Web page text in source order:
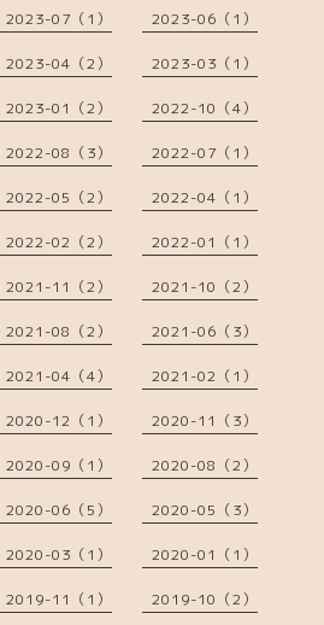
2023-07（1） 2023-06（1）
2023-04（2） 2023-03（1）
2023-01（2） 2022-10（4）
2022-08（3） 2022-07（1）
2022-05（2） 2022-04（1）
2022-02（2） 2022-01（1）
2021-11（2） 2021-10（2）
2021-08（2） 2021-06（3）
2021-04（4） 2021-02（1）
2020-12（1） 2020-11（3）
2020-09（1） 2020-08（2）
2020-06（5） 2020-05（3）
2020-03（1） 2020-01（1）
2019-11（1） 2019-10（2）